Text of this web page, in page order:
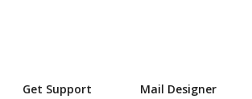
Get Support
Mail Designer